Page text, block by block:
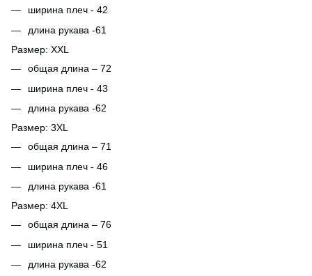
ширина плеч - 42
длина рукава -61
Размер: ХХL
общая длина – 72
ширина плеч - 43
длина рукава -62
Размер: 3ХL
общая длина – 71
ширина плеч - 46
длина рукава -61
Размер: 4ХL
общая длина – 76
ширина плеч - 51
длина рукава -62